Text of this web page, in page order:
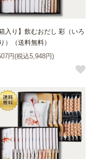
箱入り】飲むおだし 彩（いろ
）（送料無料）
円(税込5,948円)